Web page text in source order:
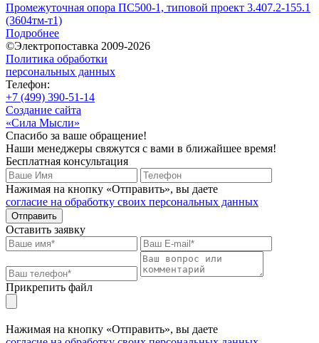
Промежуточная опора ПС500-1, типовой проект 3.407.2-155.1
(3604тм-т1)
Подробнее
©Электропоставка 2009-2026
Политика обработки
персональных данных
Телефон:
+7 (499) 390-51-14
Создание сайта
«Сила Мысли»
Спасибо за ваше обращение!
Наши менеджеры свяжутся с вами в ближайшее время!
Бесплатная консультация
Нажимая на кнопку «Отправить», вы даете
согласие на обработку своих персональных данных
Отправить
Оставить заявку
Прикрепить файл
Нажимая на кнопку «Отправить», вы даете